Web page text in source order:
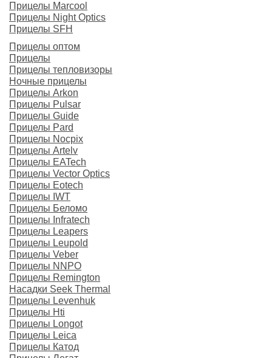
Прицелы Marcool
Прицелы Night Optics
Прицелы SFH
Прицелы оптом
Прицелы
Прицелы тепловизоры
Ночные прицелы
Прицелы Arkon
Прицелы Pulsar
Прицелы Guide
Прицелы Pard
Прицелы Nocpix
Прицелы Artelv
Прицелы EATech
Прицелы Vector Optics
Прицелы Eotech
Прицелы IWT
Прицелы Беломо
Прицелы Infratech
Прицелы Leapers
Прицелы Leupold
Прицелы Veber
Прицелы NNPO
Прицелы Remington
Насадки Seek Thermal
Прицелы Levenhuk
Прицелы Hti
Прицелы Longot
Прицелы Leica
Прицелы Катод